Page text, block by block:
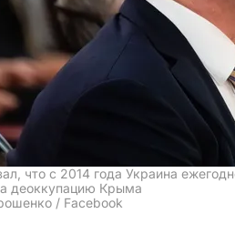
что с 2014 года Украина
деоккупацию Крыма
/ Facebook